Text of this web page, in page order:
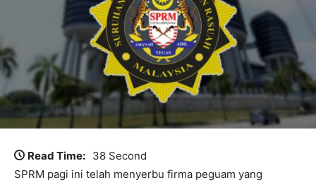
Read Time: 38 Second
SPRM pagi ini telah menyerbu firma peguam yang